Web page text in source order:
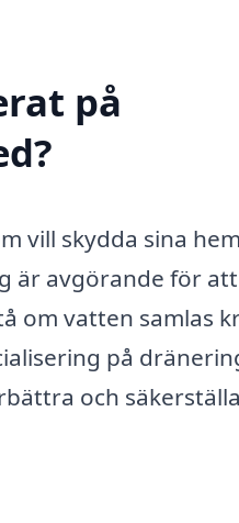
på
vill skydda sina
är avgörande för att
om vatten samlas
på
och